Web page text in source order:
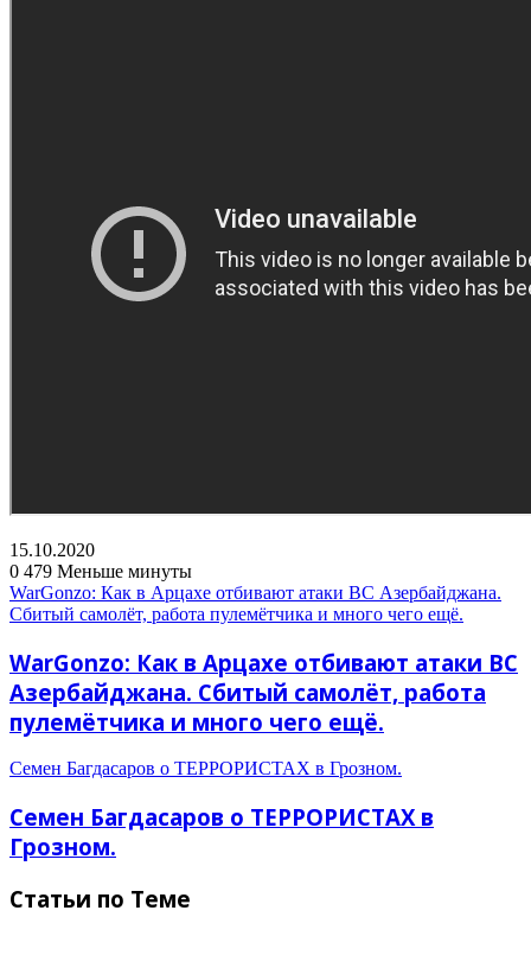
15.10.2020
0 479 Меньше минуты
WarGonzo: Как в Арцахе отбивают атаки ВС Азербайджана.
Сбитый самолёт, работа пулемётчика и много чего ещё.
WarGonzo: Как в Арцахе отбивают атаки ВС
Азербайджана. Сбитый самолёт, работа
пулемётчика и много чего ещё.
Семен Багдасаров о TEPPOPИСTAX в Грозном.
Семен Багдасаров о TEPPOPИСTAX в
Грозном.
Статьи по Теме